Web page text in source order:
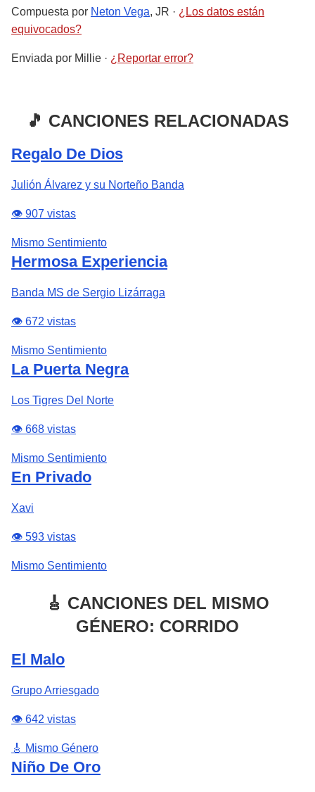
Compuesta por Neton Vega, JR · ¿Los datos están
equivocados?
Enviada por Millie · ¿Reportar error?
🎵 CANCIONES RELACIONADAS
Regalo De Dios
Julión Álvarez y su Norteño Banda
👁️ 907 vistas
Mismo Sentimiento
Hermosa Experiencia
Banda MS de Sergio Lizárraga
👁️ 672 vistas
Mismo Sentimiento
La Puerta Negra
Los Tigres Del Norte
👁️ 668 vistas
Mismo Sentimiento
En Privado
Xavi
👁️ 593 vistas
Mismo Sentimiento
🎸 CANCIONES DEL MISMO
GÉNERO: CORRIDO
El Malo
Grupo Arriesgado
👁️ 642 vistas
🎸 Mismo Género
Niño De Oro